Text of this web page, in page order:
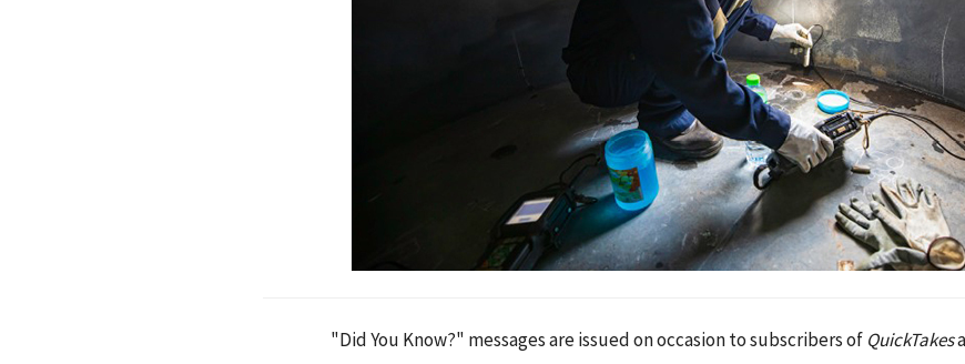
"Did You Know?" messages are issued on occasion to subscribers of QuickTakes